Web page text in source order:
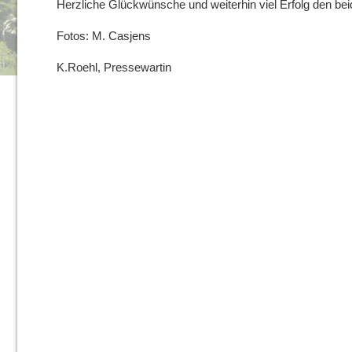
Herzliche Glückwünsche und weiterhin viel Erfolg den
Fotos: M. Casjens
K.Roehl, Pressewartin